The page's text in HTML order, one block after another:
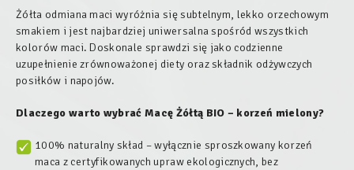
Żółta odmiana maci wyróżnia się subtelnym, lekko orzechowym
smakiem i jest najbardziej uniwersalna spośród wszystkich
kolorów maci. Doskonale sprawdzi się jako codzienne
uzupełnienie zrównoważonej diety oraz składnik odżywczych
posiłków i napojów.
Dlaczego warto wybrać Macę Żółtą BIO – korzeń mielony?
100% naturalny skład – wyłącznie sproszkowany korzeń
maca z certyfikowanych upraw ekologicznych, bez